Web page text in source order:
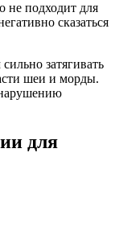
не подходит для
сказаться
затягивать
шеи и морды.
для